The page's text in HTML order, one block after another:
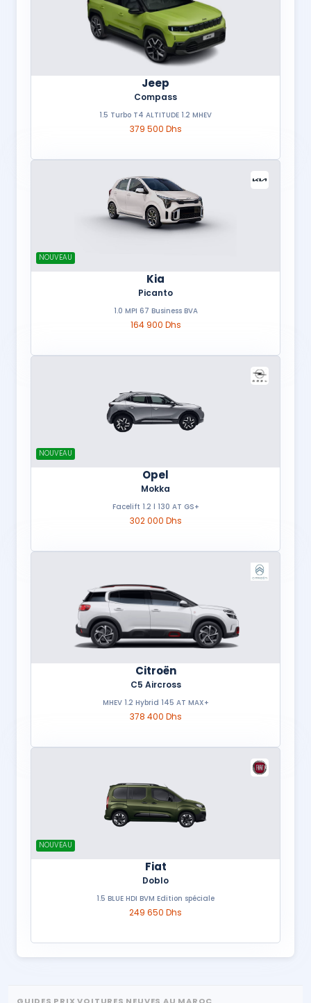
Jeep
Compass
1.5 Turbo T4 ALTITUDE 1.2 MHEV
379 500 Dhs
NOUVEAU
Kia
Picanto
1.0 MPI 67 Business BVA
164 900 Dhs
NOUVEAU
Opel
Mokka
Facelift 1.2 l 130 AT GS+
302 000 Dhs
Citroën
C5 Aircross
MHEV 1.2 Hybrid 145 AT MAX+
378 400 Dhs
NOUVEAU
Fiat
Doblo
1.5 BLUE HDI BVM Edition spéciale
249 650 Dhs